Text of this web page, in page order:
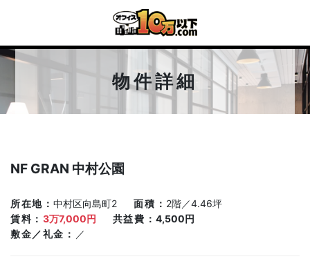
物件詳細
NF GRAN 中村公園
所在地 中村区向島町2 面積
2階／4.46坪
賃料
3万7,000円 共益費
4,500円
敷金／礼金
／